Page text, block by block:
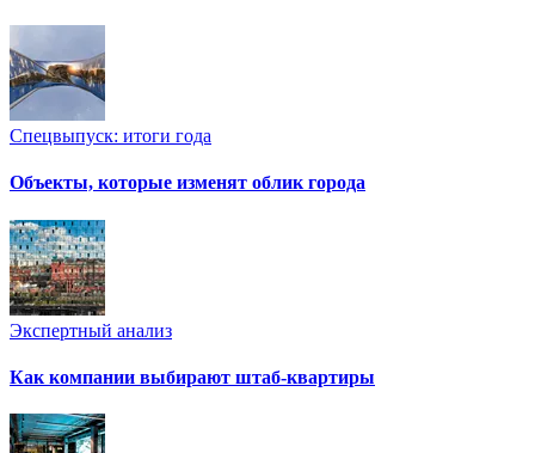
Спецвыпуск: итоги года
Объекты, которые изменят облик города
Экспертный анализ
Как компании выбирают штаб-квартиры